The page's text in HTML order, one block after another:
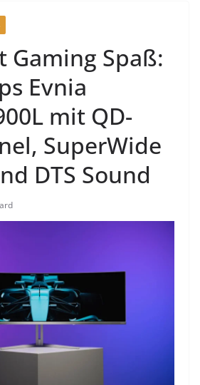
Gaming Spaß:
Evnia
mit QD-
SuperWide
DTS Sound